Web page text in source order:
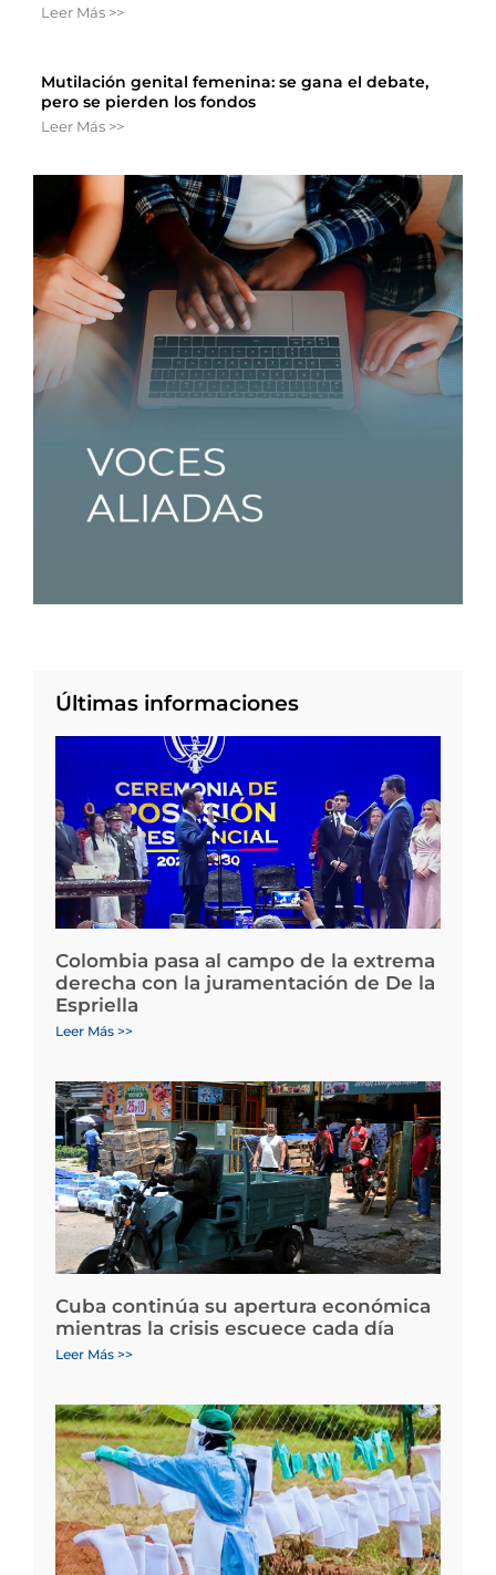
Leer Más >>
Mutilación genital femenina: se gana el debate,
pero se pierden los fondos
Leer Más >>
Últimas informaciones
Colombia pasa al campo de la extrema
derecha con la juramentación de De la
Espriella
Leer Más >>
Cuba continúa su apertura económica
mientras la crisis escuece cada día
Leer Más >>